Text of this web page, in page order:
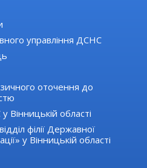
управління ДСНС
оточення до
області
філії Державної
у Вінницькій області